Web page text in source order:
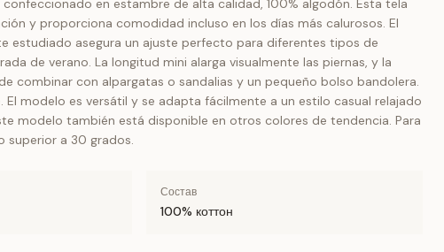
en estambre de alta calidad, 100% algodón. Esta tela
y proporciona comodidad incluso en los días más calurosos. El
estudiado asegura un ajuste perfecto para diferentes tipos de
de verano. La longitud mini alarga visualmente las piernas, y la
combinar con alpargatas o sandalias y un pequeño bolso bandolera.
modelo es versátil y se adapta fácilmente a un estilo casual relajado
modelo también está disponible en otros colores de tendencia. Para
superior a 30 grados.
Состав
100% коттон